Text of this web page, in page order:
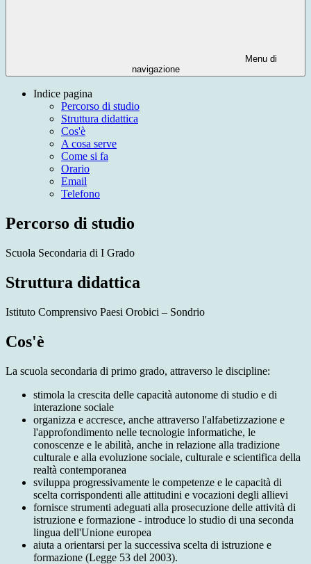
Menu di
navigazione
Indice pagina
Percorso di studio
Struttura didattica
Cos'è
A cosa serve
Come si fa
Orario
Email
Telefono
Percorso di studio
Scuola Secondaria di I Grado
Struttura didattica
Istituto Comprensivo Paesi Orobici – Sondrio
Cos'è
La scuola secondaria di primo grado, attraverso le discipline:
stimola la crescita delle capacità autonome di studio e di
interazione sociale
organizza e accresce, anche attraverso l'alfabetizzazione e
l'approfondimento nelle tecnologie informatiche, le
conoscenze e le abilità, anche in relazione alla tradizione
culturale e alla evoluzione sociale, culturale e scientifica della
realtà contemporanea
sviluppa progressivamente le competenze e le capacità di
scelta corrispondenti alle attitudini e vocazioni degli allievi
fornisce strumenti adeguati alla prosecuzione delle attività di
istruzione e formazione - introduce lo studio di una seconda
lingua dell'Unione europea
aiuta a orientarsi per la successiva scelta di istruzione e
formazione (Legge 53 del 2003).